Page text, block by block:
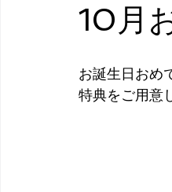
10月
お誕生日おめ
特典をご用意